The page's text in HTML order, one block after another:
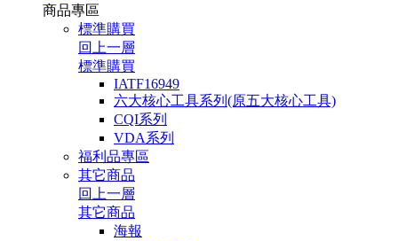
商品專區
標準購買
回上一層
標準購買
IATF16949
六大核心工具系列(原五大核心工具)
CQI系列
VDA系列
福利品專區
其它商品
回上一層
其它商品
海報